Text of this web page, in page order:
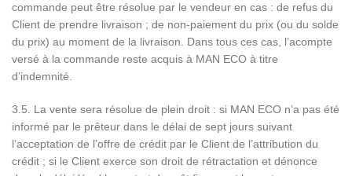
commande peut être résolue par le vendeur en cas : de refus du
Client de prendre livraison ; de non-paiement du prix (ou du solde
du prix) au moment de la livraison. Dans tous ces cas, l’acompte
versé à la commande reste acquis à MAN ECO à titre
d’indemnité.
3.5. La vente sera résolue de plein droit : si MAN ECO n’a pas été
informé par le prêteur dans le délai de sept jours suivant
l’acceptation de l’offre de crédit par le Client de l’attribution du
crédit ; si le Client exerce son droit de rétractation et dénonce